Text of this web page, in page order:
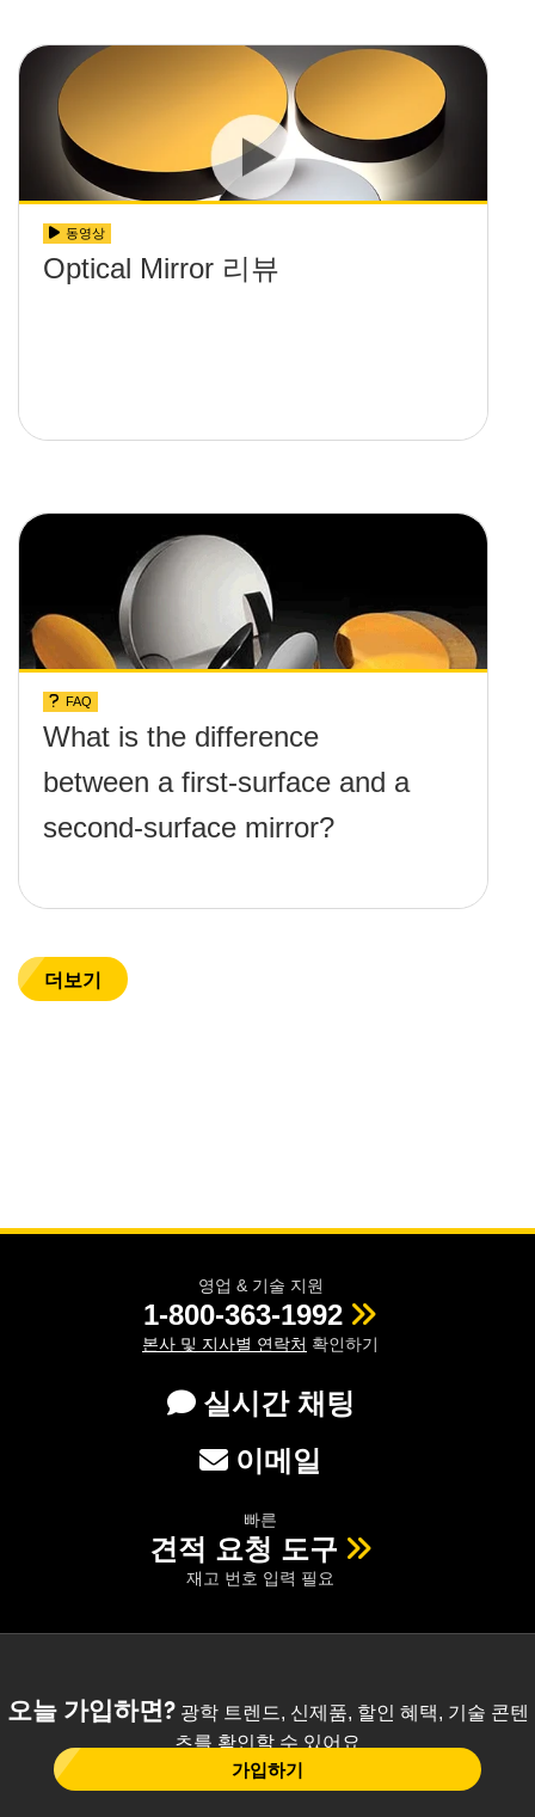
동영상
Optical Mirror 리뷰
FAQ
What is the difference
between a first-surface and a
second-surface mirror?
더보기
영업 & 기술 지원
1-800-363-1992
본사 및 지사별 연락처 확인하기
실시간 채팅
이메일
빠른
견적 요청 도구
재고 번호 입력 필요
오늘 가입하면?광학 트렌드, 신제품, 할인 혜택, 기술 콘텐
츠를 확인할 수 있어요
가입하기